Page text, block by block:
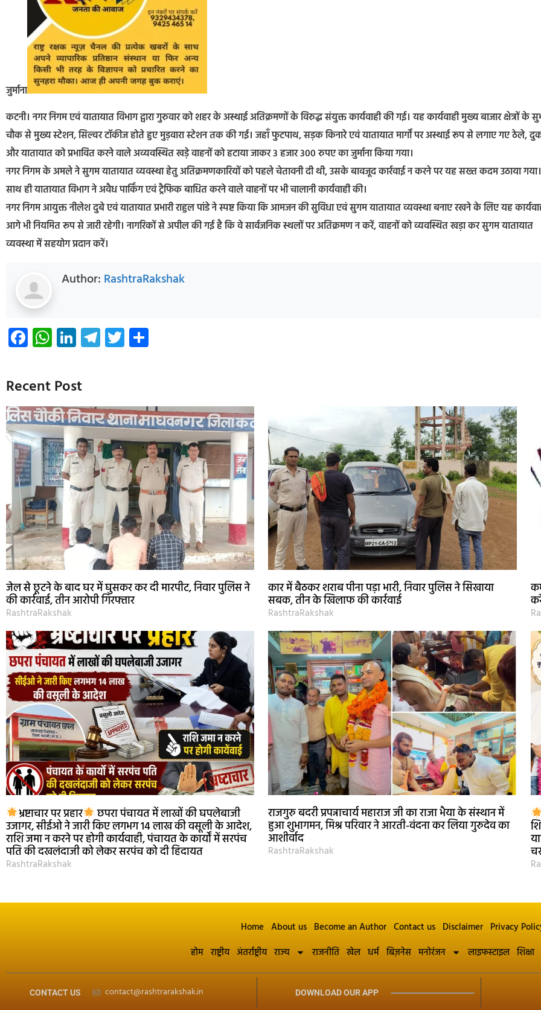
जुर्माना
कटनी। नगर निगम एवं यातायात विभाग द्वारा गुरुवार को शहर के अस्थाई अतिक्रमणों के विरुद्ध संयुक्त कार्यवाही की गई। यह कार्यवाही मुख्य बाजार क्षेत्रों के
चौक से मुख्य स्टेशन, सिल्वर टॉकीज होते हुए मुड़वारा स्टेशन तक की गई। जहाँ फुटपाथ, सड़क किनारे एवं यातायात मार्गों पर अस्थाई रूप से लगाए गए ठेले,
और यातायात को प्रभावित करने वाले अव्यवस्थित खड़े वाहनों को हटाया जाकर 3 हजार 300 रुपए का जुर्माना किया गया।
नगर निगम के अमले ने सुगम यातायात व्यवस्था हेतु अतिक्रमणकारियों को पहले चेतावनी दी थी, उसके बावजूद कार्रवाई न करने पर यह सख्त कदम उठाया गया।
साथ ही यातायात विभाग ने अवैध पार्किंग एवं ट्रैफिक बाधित करने वाले वाहनों पर भी चालानी कार्यवाही की।
नगर निगम आयुक्त नीलेश दुबे एवं यातायात प्रभारी राहुल पांडे ने स्पष्ट किया कि आमजन की सुविधा एवं सुगम यातायात व्यवस्था बनाए रखने के लिए यह
आगे भी नियमित रूप से जारी रहेगी। नागरिकों से अपील की गई है कि वे सार्वजनिक स्थलों पर अतिक्रमण न करें, वाहनों को व्यवस्थित खड़ा कर सुगम यातायात
व्यवस्था में सहयोग प्रदान करें।
Author: RashtraRakshak
Facebook
WhatsApp
LinkedIn
Telegram
Twitter
Recent Post
जेल से छूटने के बाद घर में घुसकर कर दी मारपीट, निवार पुलिस ने
की कार्रवाई, तीन आरोपी गिरफ्तार
RashtraRakshak
कार में बैठकर शराब पीना पड़ा भारी, निवार पुलिस ने सिखाया
सबक, तीन के खिलाफ की कार्रवाई
RashtraRakshak
भ्रष्टाचार पर प्रहार छपरा पंचायत में लाखों की घपलेबाजी
उजागर, सीईओ ने जारी किए लगभग 14 लाख की वसूली के आदेश,
राशि जमा न करने पर होगी कार्यवाही, पंचायत के कार्यों में सरपंच
पति की दखलंदाजी को लेकर सरपंच को दी हिदायत
RashtraRakshak
राजगुरु बदरी प्रपन्नाचार्य महाराज जी का राजा भैया के संस्थान में
हुआ शुभागमन, मिश्र परिवार ने आरती-वंदना कर लिया गुरुदेव का
आशीर्वाद
RashtraRakshak
Home About us Become an Author Contact us Disclaimer Privacy
होम राष्ट्रीय अंतर्राष्ट्रीय राज्य राजनीति खेल धर्म बिज़नेस मनोरंजन लाइफस्टाइल शिक्षा
CONTACT US contact@rashtrarakshak.in DOWNLOAD OUR APP